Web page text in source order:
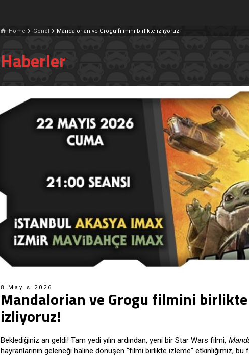
Home Genel Mandalorian ve Grogu filmini birlikte izliyoruz!
Haberler
8 Mayıs 2026
Mandalorian ve Grogu filmini birlikte
izliyoruz!
Beklediğiniz an geldi! Tam yedi yılın ardından, yeni bir Star Wars filmi,
hayranlarının geleneği haline dönüşen “filmi birlikte izleme” etkinliğimiz,